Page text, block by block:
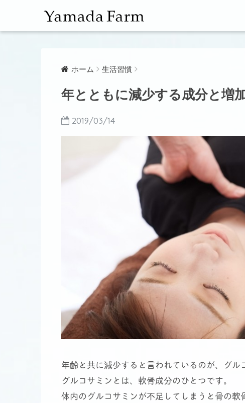
ホーム 生活習慣
年とともに減少する成分と増
2019/03/14
年齢と共に減少すると言われているのが、グル
グルコサミンとは、軟骨成分のひとつです。
体内のグルコサミンが不足してしまうと骨の